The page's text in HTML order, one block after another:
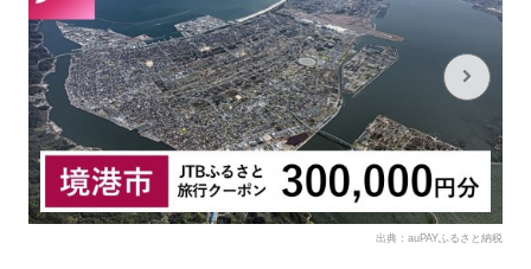
出典：auPAYふるさと納税